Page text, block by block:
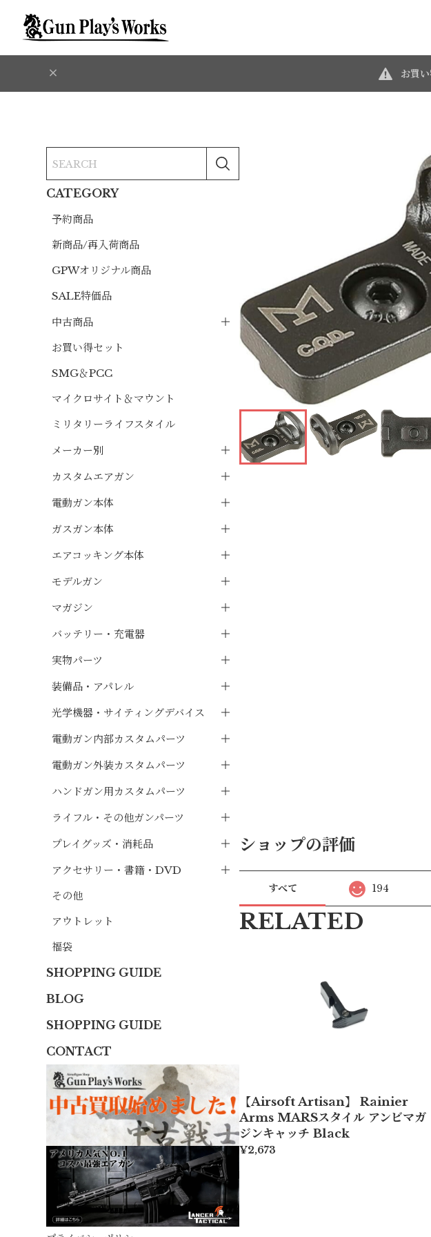
お買
CATEGORY
予約商品
新商品/再入荷商品
GPWオリジナル商品
SALE特価品
中古商品
お買い得セット
SMG＆PCC
マイクロサイト＆マウント
ミリタリーライフスタイル
メーカー別
カスタムエアガン
電動ガン本体
ガスガン本体
エアコッキング本体
モデルガン
マガジン
バッテリー・充電器
実物パーツ
装備品・アパレル
光学機器・サイティングデバイス
電動ガン内部カスタムパーツ
電動ガン外装カスタムパーツ
ハンドガン用カスタムパーツ
ライフル・その他ガンパーツ
プレイグッズ・消耗品
アクセサリー・書籍・DVD
その他
アウトレット
福袋
SHOPPING GUIDE
BLOG
SHOPPING GUIDE
CONTACT
ショップの評価
すべて 194
RELATED
【Airsoft Artisan】 Rainier
Arms MARSスタイル アンビマガ
ジンキャッチ Black
¥2,673